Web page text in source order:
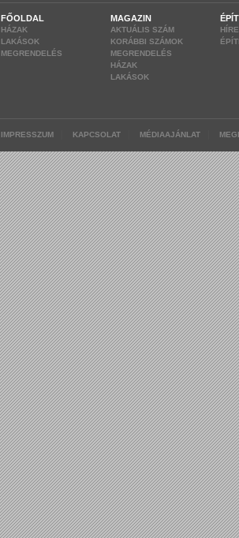
FŐOLDAL
HÁZAK
LAKÁSOK
MEGRENDELÉS
MAGAZIN
AKTUÁLIS SZÁM
KORÁBBI SZÁMOK
MEGRENDELÉS
HÁZAK
LAKÁSOK
IMPRESSZUM KAPCSOLAT MÉDIAAJÁNLAT